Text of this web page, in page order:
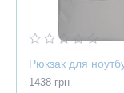
1438 грн